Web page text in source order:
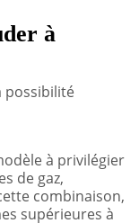
à
possibilité
à privilégier
de gaz,
combinaison,
supérieures à